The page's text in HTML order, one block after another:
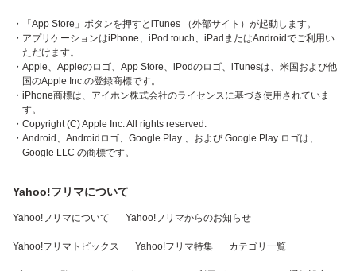
・「App Store」ボタンを押すとiTunes （外部サイト）が起動します。
・アプリケーションはiPhone、iPod touch、iPadまたはAndroidでご利用い
ただけます。
・Apple、Appleのロゴ、App Store、iPodのロゴ、iTunesは、米国および他
国のApple Inc.の登録商標です。
・iPhone商標は、アイホン株式会社のライセンスに基づき使用されていま
す。
・Copyright (C) Apple Inc. All rights reserved.
・Android、Androidロゴ、Google Play 、および Google Play ロゴは、
Google LLC の商標です。
Yahoo!フリマについて
Yahoo!フリマについて Yahoo!フリマからのお知らせ
Yahoo!フリマトピックス Yahoo!フリマ特集 カテゴリ一覧